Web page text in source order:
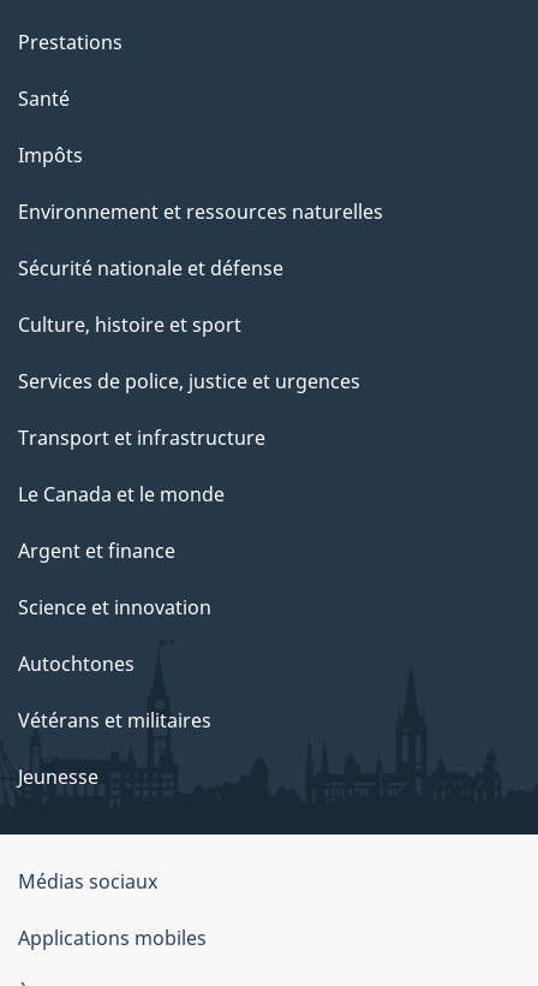
Prestations
Santé
Impôts
Environnement et ressources naturelles
Sécurité nationale et défense
Culture, histoire et sport
Services de police, justice et urgences
Transport et infrastructure
Le Canada et le monde
Argent et finance
Science et innovation
Autochtones
Vétérans et militaires
Jeunesse
Organisation
du
gouvernement
Médias sociaux
Applications mobiles